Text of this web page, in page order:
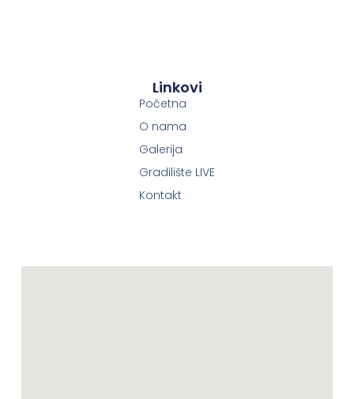
Linkovi
Početna
O nama
Galerija
Gradilište LIVE
Kontakt